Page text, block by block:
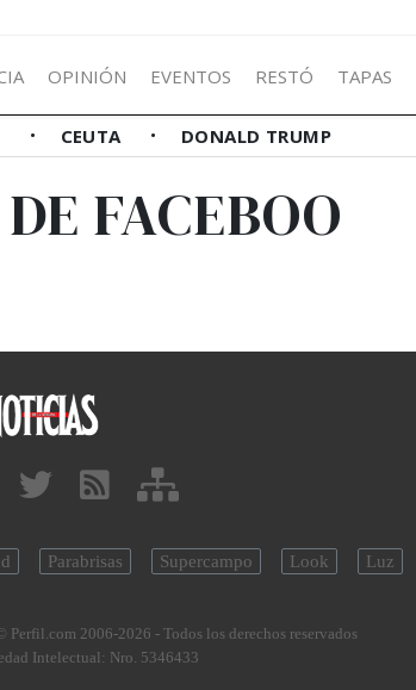
OPINIÓN EVENTOS RESTÓ TAPAS
CEUTA DONALD TRUMP
FACEBOO
Parabrisas Supercampo Look Luz
Perfil.com 2006-2026 - Todos los derechos reservados
Intelectual: Nro. 5346433